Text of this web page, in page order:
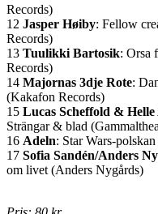
Records)
12 Jasper Høiby: Fellow
Records)
13 Tuulikki Bartosik: Orsa
Records)
14 Majornas 3dje Rote:
(Kakafon Records)
15 Lucas Scheffold & Helle
Strängar & blad
16 Adeln: Star Wars-
17 Sofia Sandén/Anders
om livet (Anders Nygårds)